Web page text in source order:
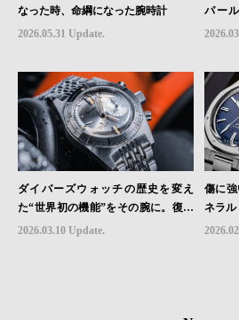
なった時、命綱になった腕時計
2026.05.31 Update.
パー
ル”の
ダイバーズウォッチの歴史を変え
た“世界初の機能”をその腕に。復活
を遂げたAquastarの革新｜HMS Bra
2026.03.10 Update.
傷に
ネラ
素材」